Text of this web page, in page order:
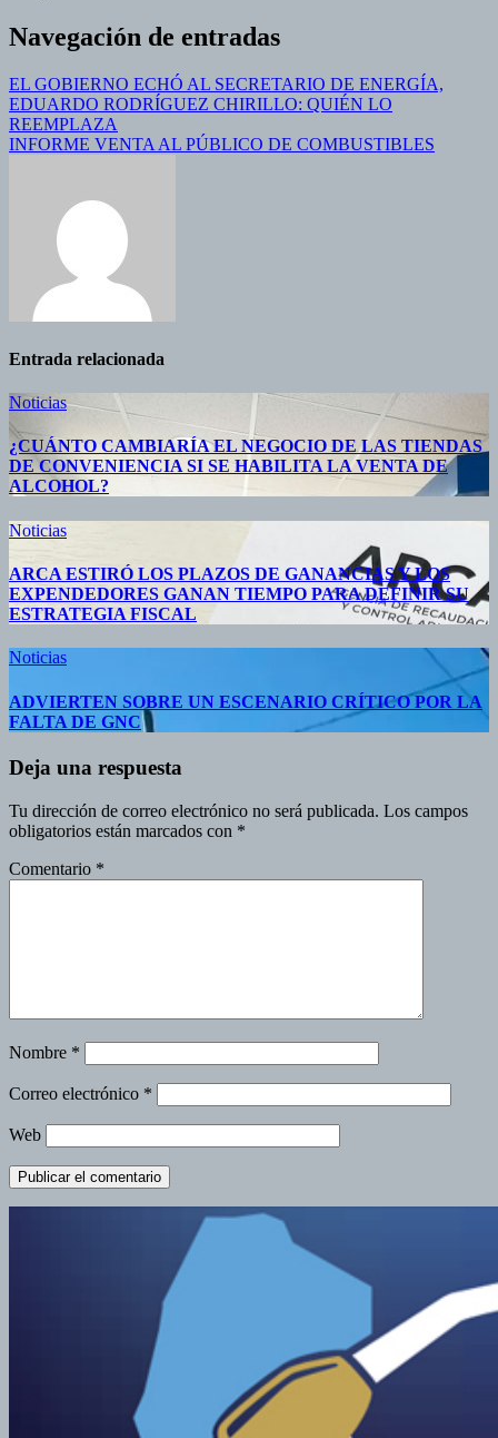
Navegación de entradas
EL GOBIERNO ECHÓ AL SECRETARIO DE ENERGÍA,
EDUARDO RODRÍGUEZ CHIRILLO: QUIÉN LO
REEMPLAZA
INFORME VENTA AL PÚBLICO DE COMBUSTIBLES
Entrada relacionada
Noticias
¿CUÁNTO CAMBIARÍA EL NEGOCIO DE LAS TIENDAS
DE CONVENIENCIA SI SE HABILITA LA VENTA DE
ALCOHOL?
Noticias
ARCA ESTIRÓ LOS PLAZOS DE GANANCIAS Y LOS
EXPENDEDORES GANAN TIEMPO PARA DEFINIR SU
ESTRATEGIA FISCAL
Noticias
ADVIERTEN SOBRE UN ESCENARIO CRÍTICO POR LA
FALTA DE GNC
Deja una respuesta
Tu dirección de correo electrónico no será publicada. Los campos
obligatorios están marcados con *
Comentario *
Nombre *
Correo electrónico *
Web